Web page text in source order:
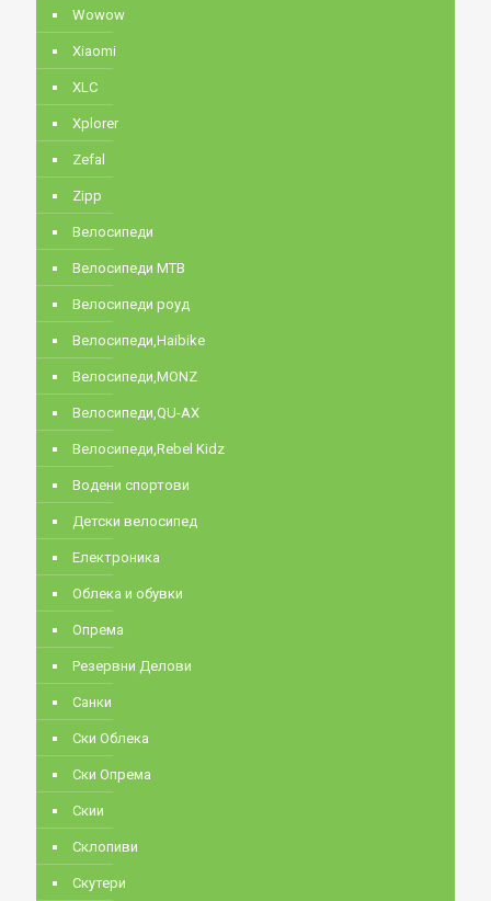
Wowow
Xiaomi
XLC
Xplorer
Zefal
Zipp
Велосипеди
Велосипеди MTB
Велосипеди роуд
Велосипеди,Haibike
Велосипеди,MONZ
Велосипеди,QU-AX
Велосипеди,Rebel Kidz
Водени спортови
Детски велосипед
Електроника
Облека и обувки
Опрема
Резервни Делови
Санки
Ски Облека
Ски Опрема
Скии
Склопиви
Скутери